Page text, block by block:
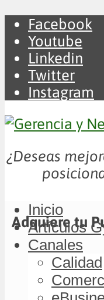
Facebook
Youtube
Linkedin
Twitter
Instagram
¿Deseas
Adquiere tu
Inicio
Artículos
Canales
Calidad